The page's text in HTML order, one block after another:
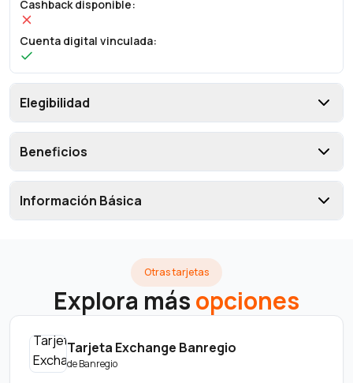
Cashback disponible:
Cuenta digital vinculada:
Elegibilidad
Beneficios
Información Básica
Otras tarjetas
Explora másopciones
Tarjeta Exchange Banregio
deBanregio